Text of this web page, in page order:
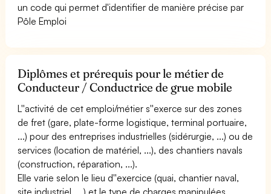
un code qui permet d'identifier de manière précise par
Pôle Emploi
Diplômes et prérequis pour le métier de
Conducteur / Conductrice de grue mobile
L''activité de cet emploi/métier s''exerce sur des zones
de fret (gare, plate-forme logistique, terminal portuaire,
...) pour des entreprises industrielles (sidérurgie, ...) ou de
services (location de matériel, ...), des chantiers navals
(construction, réparation, ...).
Elle varie selon le lieu d''exercice (quai, chantier naval,
site industriel, ...) et le type de charges manipulées